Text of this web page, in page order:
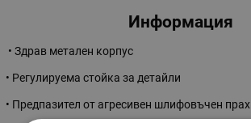
Информация
• Здрав метален корпус
• Регулируема стойка за детайли
• Предпазител от агресивен шлифовъчен прах